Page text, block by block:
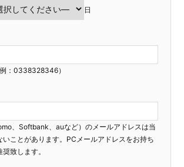
日
：0338328346）
、Softbank、auなど）のメールアドレスは当
いことがあります。PCメールアドレスをお持ち
致します。